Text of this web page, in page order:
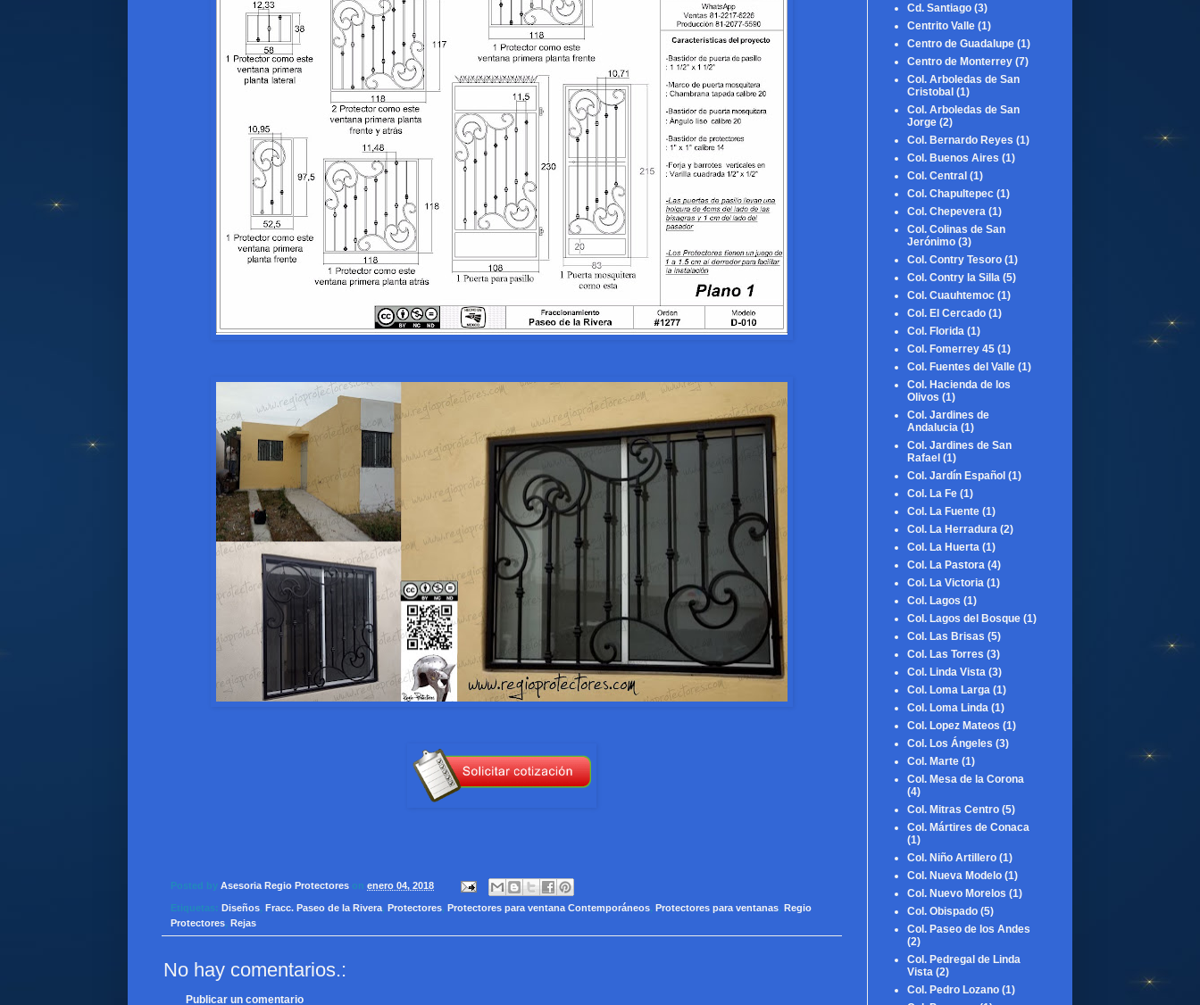
Posted by Asesoria Regio Protectores on enero 04, 2018
Etiquetas: Diseños, Fracc. Paseo de la Rivera, Protectores, Protectores para ventana Contemporáneos, Protectores para ventanas, Regio
Protectores, Rejas
No hay comentarios.:
Publicar un comentario
Cd. Santiago (3)
Centrito Valle (1)
Centro de Guadalupe (1)
Centro de Monterrey (7)
Col. Arboledas de San
Cristobal (1)
Col. Arboledas de San
Jorge (2)
Col. Bernardo Reyes (1)
Col. Buenos Aires (1)
Col. Central (1)
Col. Chapultepec (1)
Col. Chepevera (1)
Col. Colinas de San
Jerónimo (3)
Col. Contry Tesoro (1)
Col. Contry la Silla (5)
Col. Cuauhtemoc (1)
Col. El Cercado (1)
Col. Florida (1)
Col. Fomerrey 45 (1)
Col. Fuentes del Valle (1)
Col. Hacienda de los
Olivos (1)
Col. Jardines de
Andalucia (1)
Col. Jardines de San
Rafael (1)
Col. Jardín Español (1)
Col. La Fe (1)
Col. La Fuente (1)
Col. La Herradura (2)
Col. La Huerta (1)
Col. La Pastora (4)
Col. La Victoria (1)
Col. Lagos (1)
Col. Lagos del Bosque (1)
Col. Las Brisas (5)
Col. Las Torres (3)
Col. Linda Vista (3)
Col. Loma Larga (1)
Col. Loma Linda (1)
Col. Lopez Mateos (1)
Col. Los Ángeles (3)
Col. Marte (1)
Col. Mesa de la Corona
(4)
Col. Mitras Centro (5)
Col. Mártires de Conaca
(1)
Col. Niño Artillero (1)
Col. Nueva Modelo (1)
Col. Nuevo Morelos (1)
Col. Obispado (5)
Col. Paseo de los Andes
(2)
Col. Pedregal de Linda
Vista (2)
Col. Pedro Lozano (1)